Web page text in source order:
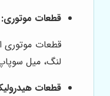
قطعات موتوری:
قطعات موتوری
لنگ، میل
قطعات